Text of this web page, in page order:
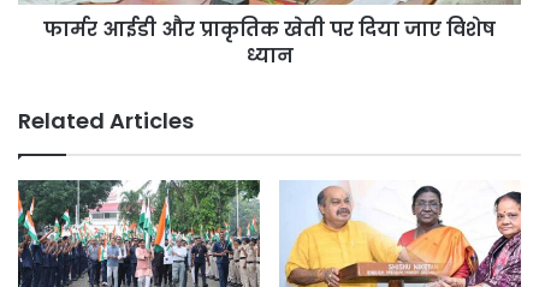
फार्मर आईडी और प्राकृतिक खेती पर दिया जाए विशेष
ध्यान
Related Articles